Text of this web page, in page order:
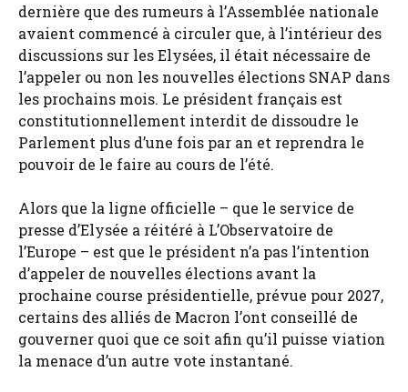
dernière que des rumeurs à l’Assemblée nationale
avaient commencé à circuler que, à l’intérieur des
discussions sur les Elysées, il était nécessaire de
l’appeler ou non les nouvelles élections SNAP dans
les prochains mois. Le président français est
constitutionnellement interdit de dissoudre le
Parlement plus d’une fois par an et reprendra le
pouvoir de le faire au cours de l’été.
Alors que la ligne officielle – que le service de
presse d’Elysée a réitéré à L’Observatoire de
l’Europe – est que le président n’a pas l’intention
d’appeler de nouvelles élections avant la
prochaine course présidentielle, prévue pour 2027,
certains des alliés de Macron l’ont conseillé de
gouverner quoi que ce soit afin qu’il puisse viation
la menace d’un autre vote instantané.